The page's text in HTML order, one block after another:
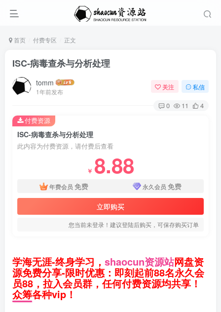
首页 付费专区 正文
ISC-病毒查杀与分析处理
tomm
1年前发布
关注 私信
0 11 4
ISC-病毒查杀与分析处理
此内容为付费资源，请付费后查看
￥ 8.88
年费会员 免费 永久会员 免费
立即购买
您当前未登录！建议登陆后购买，可保存购买订单
付费资源
学海无涯-终身学习， shaocun资源站网盘资
源免费分享-限时优惠：即刻起前88名永久会
员88，拉入会员群，任何付费资源均共享！
众筹各种vip！